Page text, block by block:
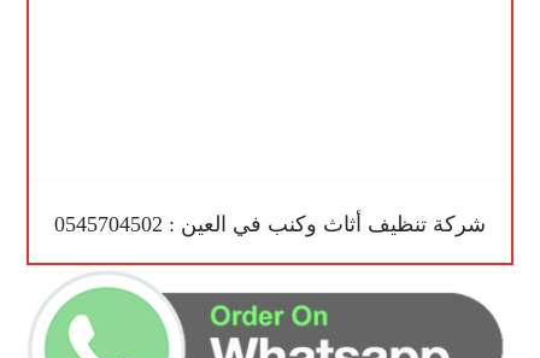
شركة تنظيف أثاث وكنب في العين : 0545704502